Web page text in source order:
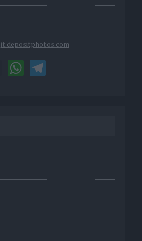
it.depositphotos.com